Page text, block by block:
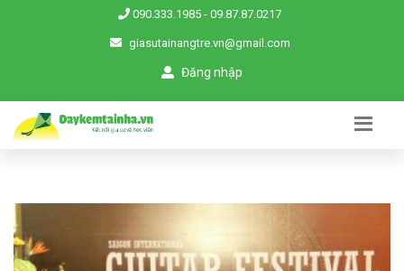
090.333.1985 - 09.87.87.0217
giasutainangtre.vn@gmail.com
Đăng nhập